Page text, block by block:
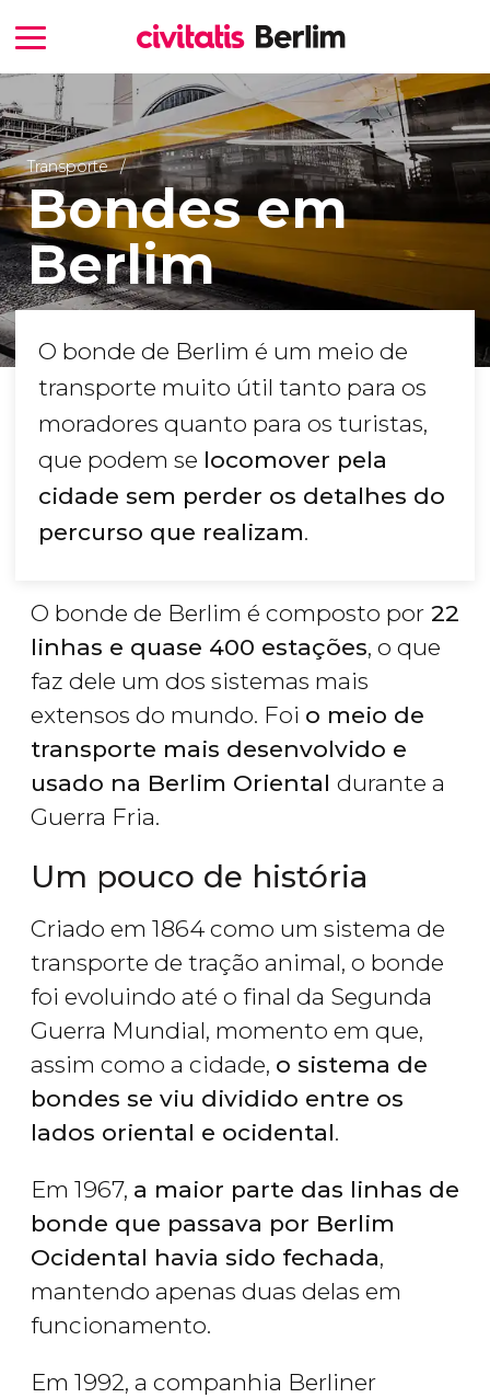
Transporte
Bondes em
Berlim
O bonde de Berlim é um meio de
transporte muito útil tanto para os
moradores quanto para os turistas,
que podem se locomover pela
cidade sem perder os detalhes do
percurso que realizam.
O bonde de Berlim é composto por 22
linhas e quase 400 estações, o que
faz dele um dos sistemas mais
extensos do mundo. Foi o meio de
transporte mais desenvolvido e
usado na Berlim Oriental durante a
Guerra Fria.
Um pouco de história
Criado em 1864 como um sistema de
transporte de tração animal, o bonde
foi evoluindo até o final da Segunda
Guerra Mundial, momento em que,
assim como a cidade, o sistema de
bondes se viu dividido entre os
lados oriental e ocidental.
Em 1967, a maior parte das linhas de
bonde que passava por Berlim
Ocidental havia sido fechada,
mantendo apenas duas delas em
funcionamento.
Em 1992, a companhia Berliner